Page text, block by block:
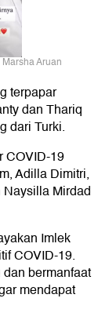
Aruan
terpapar
dan Thariq
dari Turki.
COVID-19
Adilla Dimitri,
Mirdad
Imlek
COVID-19.
bermanfaat
mendapat